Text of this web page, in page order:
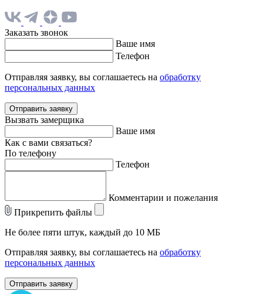
Заказать звонок
Ваше имя
Телефон
Отправляя заявку, вы соглашаетесь на обработку
персональных данных
Отправить заявку
Вызвать замерщика
Ваше имя
Как с вами связаться?
По телефону
Телефон
Комментарии и пожелания
Прикрепить файлы
Не более пяти штук, каждый до 10 МБ
Отправляя заявку, вы соглашаетесь на обработку
персональных данных
Отправить заявку